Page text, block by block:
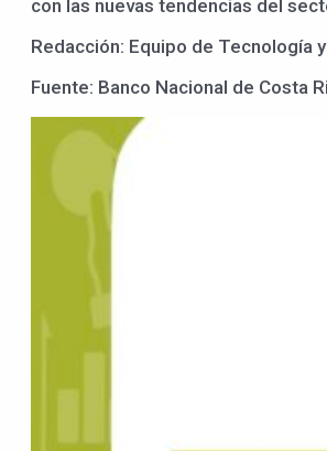
con las nuevas tendencias del
Redacción: Equipo de Tecnología
Fuente: Banco Nacional de Costa